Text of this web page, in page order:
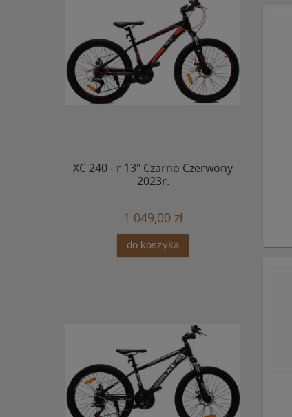
XC 240 - r 13" Czarno Czerwony
2023r.
1 049,00 zł
do koszyka